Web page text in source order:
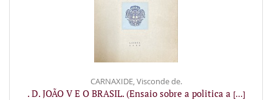
CARNAXIDE, Visconde de.
. D. JOÃO V E O BRASIL. (Ensaio sobre a politica a [...]